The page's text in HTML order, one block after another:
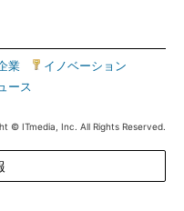
業 イノベーション
ース
© ITmedia, Inc. All Rights Reserved.